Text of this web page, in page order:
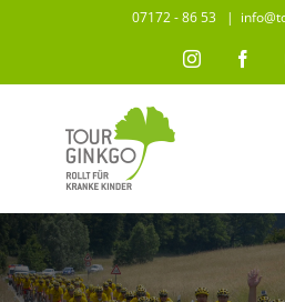
07172 - 86 53 |
Instagram